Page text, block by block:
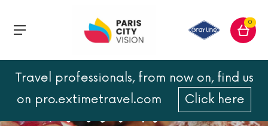
0
Travel professionals, from now on, find us
on pro.extimetravel.com
Click here
トップページ ロマンチックディナー
ロマンチックディナー